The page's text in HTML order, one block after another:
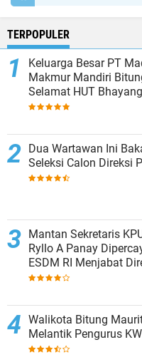
TERPOPULER
Keluarga Besar PT
Makmur Mandiri
Selamat HUT
Dua Wartawan Ini
Seleksi Calon Direksi
Mantan Sekretaris
Ryllo A Panay
ESDM RI Menjabat
Aset Barang Bukti
Walikota Bitung
Melantik Pengurus